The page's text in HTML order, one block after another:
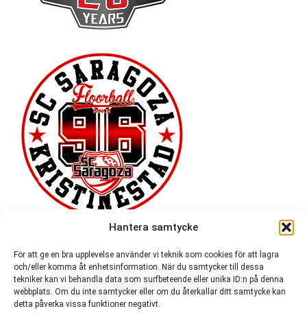
Hantera samtycke
För att ge en bra upplevelse använder vi teknik som cookies för att lagra
och/eller komma åt enhetsinformation. När du samtycker till dessa
tekniker kan vi behandla data som surfbeteende eller unika ID:n på denna
webbplats. Om du inte samtycker eller om du återkallar ditt samtycke kan
detta påverka vissa funktioner negativt.